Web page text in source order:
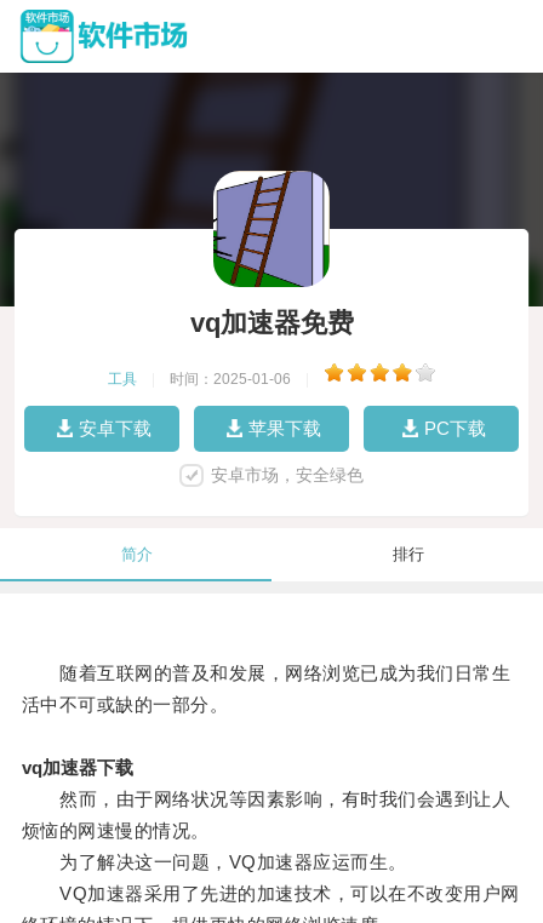
vq加速器免费
工具 时间：2025-01-06
安卓下载 苹果下载 PC下载
安卓市场，安全绿色
简介 排行
随着互联网的普及和发展，网络浏览已成为我们日常生
活中不可或缺的一部分。
vq加速器下载
然而，由于网络状况等因素影响，有时我们会遇到让人
烦恼的网速慢的情况。
为了解决这一问题，VQ加速器应运而生。
VQ加速器采用了先进的加速技术，可以在不改变用户网